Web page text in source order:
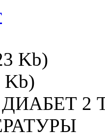
Kb)
Kb)
2